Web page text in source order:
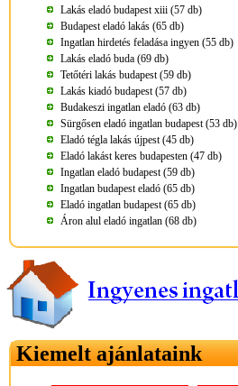
Lakás eladó budapest xiii (57 db)
Budapest eladó lakás (65 db)
Ingatlan hirdetés feladása ingyen (55 db)
Lakás eladó buda (69 db)
Tetőtéri lakás budapest (59 db)
Lakás kiadó budapest (57 db)
Budakeszi ingatlan eladó (63 db)
Sürgősen eladó ingatlan budapest (53 db)
Eladó tégla lakás újpest (45 db)
Eladó lakást keres budapesten (47 db)
Ingatlan eladó budapest (59 db)
Ingatlan budapest eladó (65 db)
Eladó ingatlan budapest (65 db)
Áron alul eladó ingatlan (68 db)
Kiemelt ajánlataink